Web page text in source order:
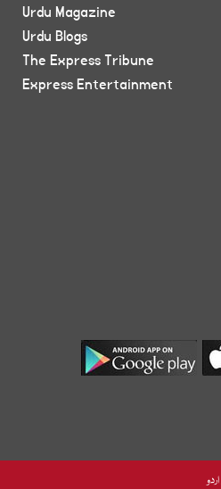
Urdu Magazine
Urdu Blogs
The Express Tribune
Express Entertainment